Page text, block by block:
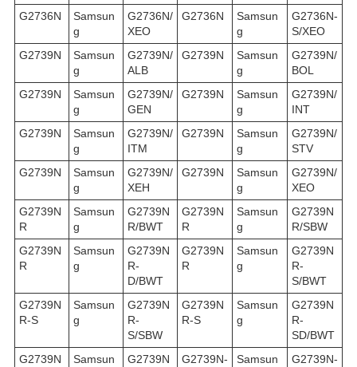
G2736N
Samsun
g
G2736N/
XEO
G2736N
Samsun
g
G2736N-
S/XEO
G2739N
Samsun
g
G2739N/
ALB
G2739N
Samsun
g
G2739N/
BOL
G2739N
Samsun
g
G2739N/
GEN
G2739N
Samsun
g
G2739N/
INT
G2739N
Samsun
g
G2739N/
ITM
G2739N
Samsun
g
G2739N/
STV
G2739N
Samsun
g
G2739N/
XEH
G2739N
Samsun
g
G2739N/
XEO
G2739N
R
Samsun
g
G2739N
R/BWT
G2739N
R
Samsun
g
G2739N
R/SBW
G2739N
R
Samsun
g
G2739N
R-
D/BWT
G2739N
R
Samsun
g
G2739N
R-
S/BWT
G2739N
R-S
Samsun
g
G2739N
R-
S/SBW
G2739N
R-S
Samsun
g
G2739N
R-
SD/BWT
G2739N
Samsun
G2739N
G2739N-
Samsun
G2739N-